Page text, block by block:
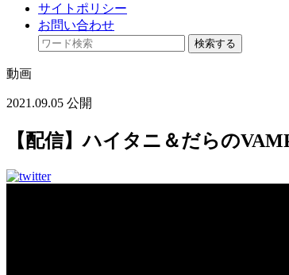
サイトポリシー
お問い合わせ
検索する
動画
2021.09.05 公開
【配信】ハイタニ＆だらの